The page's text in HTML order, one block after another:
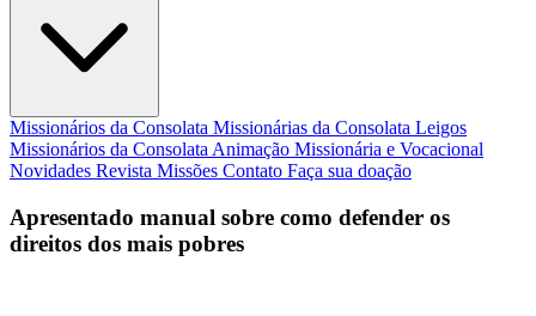
Missionários da Consolata Missionárias da Consolata Leigos
Missionários da Consolata Animação Missionária e Vocacional
Novidades Revista Missões Contato Faça sua doação
Apresentado manual sobre como defender os
direitos dos mais pobres